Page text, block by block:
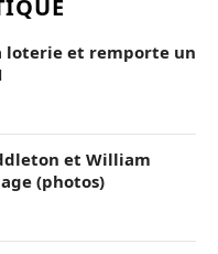
loterie et remporte un
et William
(photos)